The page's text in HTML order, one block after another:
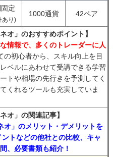
定
あり)
1000通貨 42ペア
オ」のおすすめポイント】
情報で、多くのトレーダーに人
の初心者から、スキル向上を目
ベルにあわせて受講できる学習
トや相場の先行きを予測してく
くれるツールも充実していま
オ」の関連記事】
オ」のメリット・デメリットを
トなどの他社との比較、キャ
、必要書類も紹介！